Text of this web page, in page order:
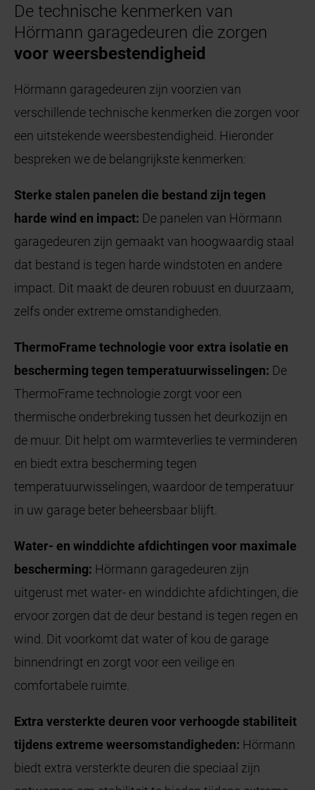
De technische kenmerken van
Hörmann garagedeuren die zorgen
voor weersbestendigheid
Hörmann garagedeuren zijn voorzien van
verschillende technische kenmerken die zorgen voor
een uitstekende weersbestendigheid. Hieronder
bespreken we de belangrijkste kenmerken:
Sterke stalen panelen die bestand zijn tegen
harde wind en impact: De panelen van Hörmann
garagedeuren zijn gemaakt van hoogwaardig staal
dat bestand is tegen harde windstoten en andere
impact. Dit maakt de deuren robuust en duurzaam,
zelfs onder extreme omstandigheden.
ThermoFrame technologie voor extra isolatie en
bescherming tegen temperatuurwisselingen: De
ThermoFrame technologie zorgt voor een
thermische onderbreking tussen het deurkozijn en
de muur. Dit helpt om warmteverlies te verminderen
en biedt extra bescherming tegen
temperatuurwisselingen, waardoor de temperatuur
in uw garage beter beheersbaar blijft.
Water- en winddichte afdichtingen voor maximale
bescherming: Hörmann garagedeuren zijn
uitgerust met water- en winddichte afdichtingen, die
ervoor zorgen dat de deur bestand is tegen regen en
wind. Dit voorkomt dat water of kou de garage
binnendringt en zorgt voor een veilige en
comfortabele ruimte.
Extra versterkte deuren voor verhoogde stabiliteit
tijdens extreme weersomstandigheden: Hörmann
biedt extra versterkte deuren die speciaal zijn